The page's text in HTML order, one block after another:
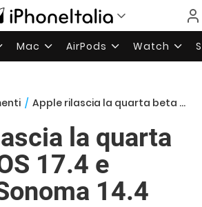
Mac AirPods Watch
/ Apple rilascia la quarta beta di iOS 17.4 e macOS Sonoma 14.4
la quarta
17.4 e
14.4